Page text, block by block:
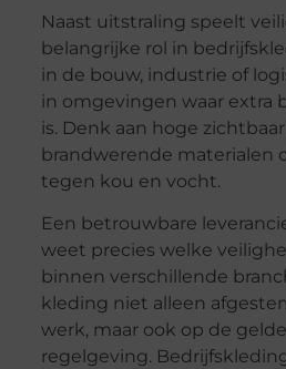
Naast uitstraling speelt
belangrijke rol in
in de bouw, industrie of
in omgevingen waar extra
is. Denk aan hoge
brandwerende materialen
tegen kou en vocht.
Een betrouwbare
weet precies welke
binnen verschillende
kleding niet alleen
werk, maar ook op de
regelgeving.